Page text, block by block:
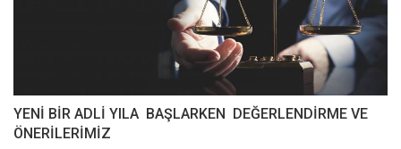
YENİ BİR ADLİ YILA BAŞLARKEN DEĞERLENDİRME VE
ÖNERİLERİMİZ